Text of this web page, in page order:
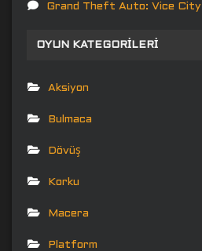
Grand Theft Auto: Vice City
OYUN KATEGORILERI
Aksiyon
Bulmaca
Dövüş
Korku
Macera
Platform